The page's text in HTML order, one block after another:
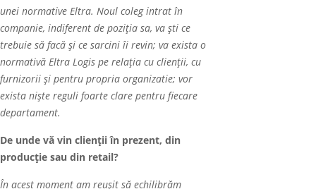
unei normative Eltra. Noul coleg intrat în
companie, indiferent de poziția sa, va ști ce
trebuie să facă și ce sarcini îi revin; va exista o
normativă Eltra Logis pe relația cu clienții, cu
furnizorii și pentru propria organizatie; vor
exista niște reguli foarte clare pentru fiecare
departament.
De unde vă vin clienții în prezent, din
producție sau din retail?
În acest moment am reușit să echilibrăm